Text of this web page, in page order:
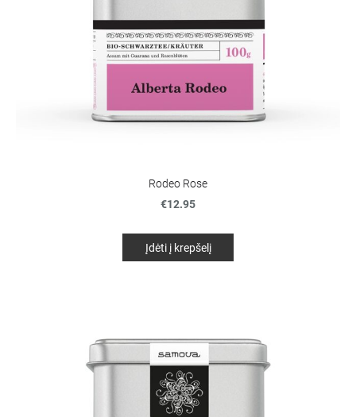
Rodeo Rose
€12.95
Įdėti į krepšelį